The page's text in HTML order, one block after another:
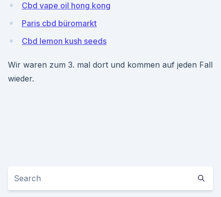
Cbd vape oil hong kong
Paris cbd büromarkt
Cbd lemon kush seeds
Wir waren zum 3. mal dort und kommen auf jeden Fall
wieder.